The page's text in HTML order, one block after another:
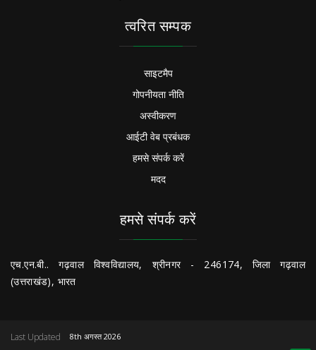
त्वरित सम्पक
साइटमैप
गोपनीयता नीति
अस्वीकरण
आईटी वेब प्रबंधक
हमसे संपर्क करें
मदद
हमसे संपर्क करें
एच.एन.बी.. गढ़वाल विश्वविद्यालय, श्रीनगर - 246174, जिला गढ़वाल
(उत्तराखंड), भारत
Last Updated 8th अगस्त 2026